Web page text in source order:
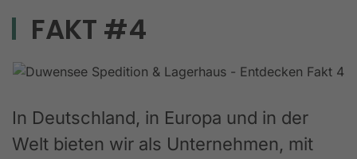
FAKT #4
In Deutschland, in Europa und in der
Welt bieten wir als Unternehmen, mit